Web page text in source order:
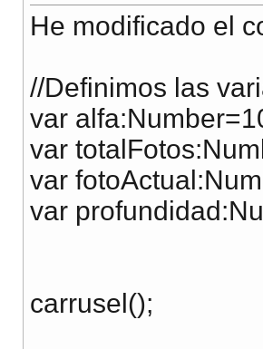
He modificado el
//Definimos las
var
var
var
var
carrusel();